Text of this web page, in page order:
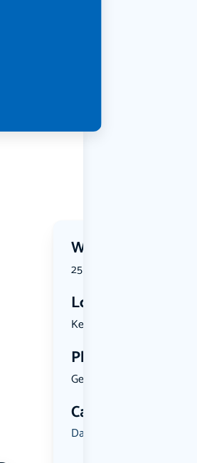
Wanneer?
25 July 2026 | 19:30
Locatie
Kesselskad...
Plekken
Geen limiet
Categorie
Dansen